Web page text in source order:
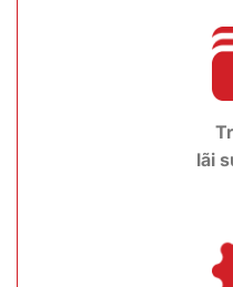
lãi